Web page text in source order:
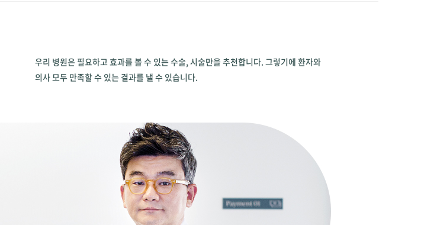
우리 병원은 필요하고 효과를 볼 수 있는 수술, 시술만을 추천합니다. 그렇기에 환자와
의사 모두 만족할 수 있는 결과를 낼 수 있습니다.